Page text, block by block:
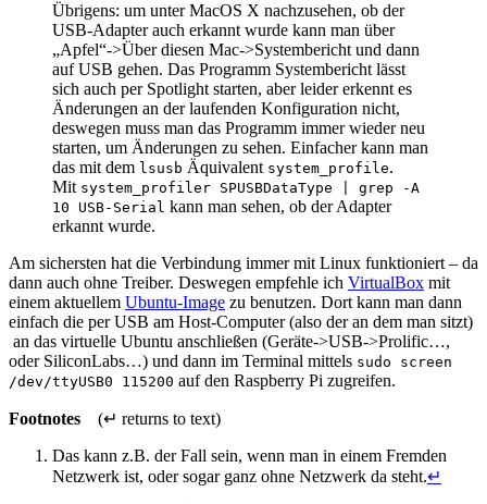
Übrigens: um unter MacOS X nachzusehen, ob der
USB-Adapter auch erkannt wurde kann man über
„Apfel“->Über diesen Mac->Systembericht und dann
auf USB gehen. Das Programm Systembericht lässt
sich auch per Spotlight starten, aber leider erkennt es
Änderungen an der laufenden Konfiguration nicht,
deswegen muss man das Programm immer wieder neu
starten, um Änderungen zu sehen. Einfacher kann man
das mit dem lsusb Äquivalent system_profile.
Mit system_profiler SPUSBDataType | grep -A
10 USB-Serial kann man sehen, ob der Adapter
erkannt wurde.
Am sichersten hat die Verbindung immer mit Linux funktioniert – da
dann auch ohne Treiber. Deswegen empfehle ich VirtualBox mit
einem aktuellem Ubuntu-Image zu benutzen. Dort kann man dann
einfach die per USB am Host-Computer (also der an dem man sitzt)
an das virtuelle Ubuntu anschließen (Geräte->USB->Prolific…,
oder SiliconLabs…) und dann im Terminal mittels sudo screen
/dev/ttyUSB0 115200 auf den Raspberry Pi zugreifen.
Footnotes (↵ returns to text)
Das kann z.B. der Fall sein, wenn man in einem Fremden
Netzwerk ist, oder sogar ganz ohne Netzwerk da steht.↵